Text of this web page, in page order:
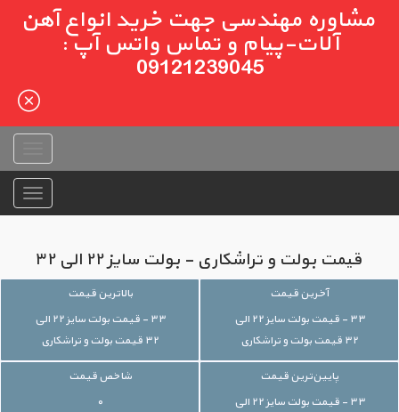
مشاوره مهندسی جهت خرید انواع آهن
آلات-پیام و تماس واتس آپ :
09121239045
قیمت بولت و تراشکاری - بولت سایز ۲۲ الی ۳۲
آخرین قیمت
۳۳ - قیمت بولت سایز ۲۲ الی
۳۲ قیمت بولت و تراشکاری
بالاترین قیمت
۳۳ - قیمت بولت سایز ۲۲ الی
۳۲ قیمت بولت و تراشکاری
پایین‌ترین قیمت
۳۳ - قیمت بولت سایز ۲۲ الی
شاخص قیمت
۰